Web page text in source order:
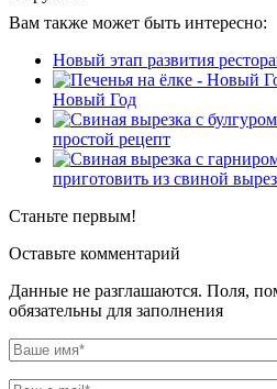
Вам также может быть интересно:
Новый этап развития
Новый Год
простой рецепт
приготовить из свиной
Станьте первым!
Оставьте комментарий
Данные не разглашаются. Поля,
обязательны для заполнения